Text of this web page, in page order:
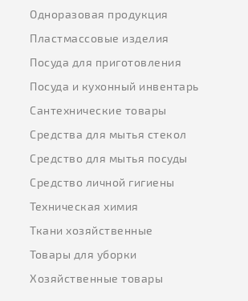
Одноразовая продукция
Пластмассовые изделия
Посуда для приготовления
Посуда и кухонный инвентарь
Сантехнические товары
Средства для мытья стекол
Средство для мытья посуды
Средство личной гигиены
Техническая химия
Ткани хозяйственные
Товары для уборки
Хозяйственные товары